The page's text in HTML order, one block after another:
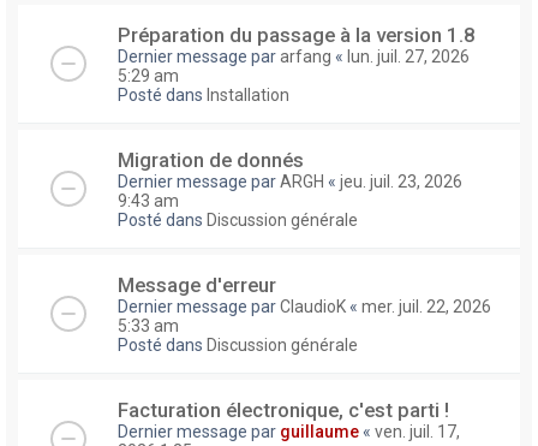
Préparation du passage à la version 1.8
Dernier message pararfang « lun. juil. 27, 2026
5:29 am
Posté dans Installation
Migration de donnés
Dernier message parARGH « jeu. juil. 23, 2026
9:43 am
Posté dans Discussion générale
Message d'erreur
Dernier message parClaudioK « mer. juil. 22, 2026
5:33 am
Posté dans Discussion générale
Facturation électronique, c'est parti !
Dernier message par guillaume « ven. juil. 17,